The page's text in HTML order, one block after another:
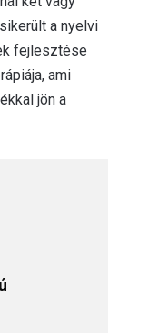
a nyelvi
fejlesztése
ami
jön a